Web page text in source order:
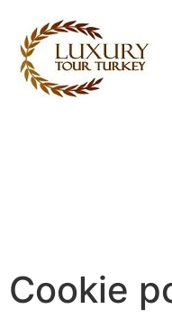
Cookie